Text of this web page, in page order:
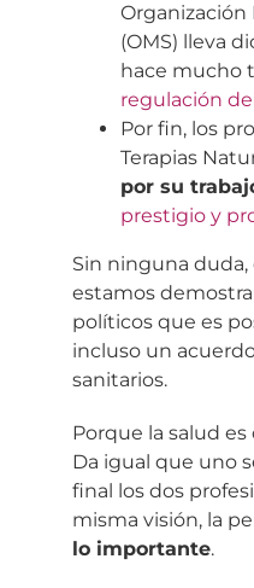
Organización
(OMS) lleva
hace mucho
regulación
Por fin, los
Terapias
por su
prestigio y
Sin ninguna
estamos
políticos que es
incluso un
sanitarios.
Porque la salud
Da igual que uno
final los dos
misma visión, la
lo importante.